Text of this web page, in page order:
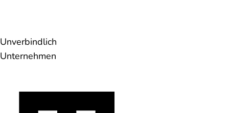
Unverbindlich
Unternehmen